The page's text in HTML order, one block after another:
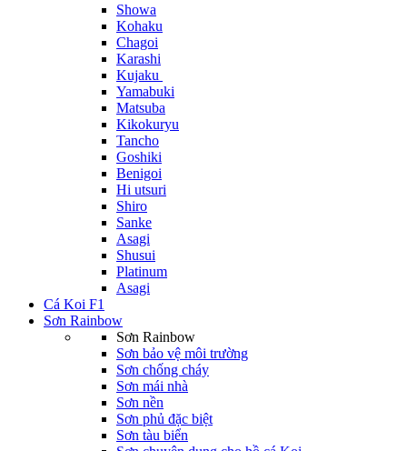
Showa
Kohaku
Chagoi
Karashi
Kujaku
Yamabuki
Matsuba
Kikokuryu
Tancho
Goshiki
Benigoi
Hi utsuri
Shiro
Sanke
Asagi
Shusui
Platinum
Asagi
Cá Koi F1
Sơn Rainbow
Sơn Rainbow
Sơn bảo vệ môi trường
Sơn chống cháy
Sơn mái nhà
Sơn nền
Sơn phủ đặc biệt
Sơn tàu biển